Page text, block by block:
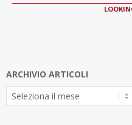
ARCHIVIO ARTICOLI
Archivio
Articoli